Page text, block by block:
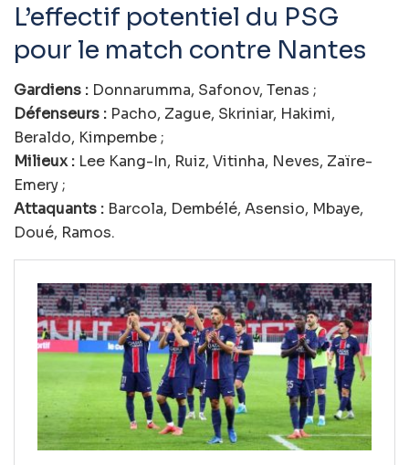
L’effectif potentiel du PSG
pour le match contre Nantes
Gardiens : Donnarumma, Safonov, Tenas ;
Défenseurs : Pacho, Zague, Skriniar, Hakimi,
Beraldo, Kimpembe ;
Milieux : Lee Kang-In, Ruiz, Vitinha, Neves, Zaïre-
Emery ;
Attaquants : Barcola, Dembélé, Asensio, Mbaye,
Doué, Ramos.